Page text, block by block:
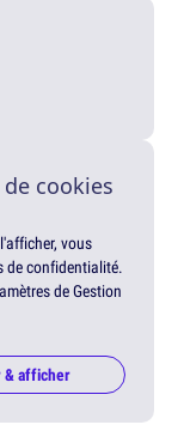
cookies
vous
de confidentialité.
de Gestion
& afficher